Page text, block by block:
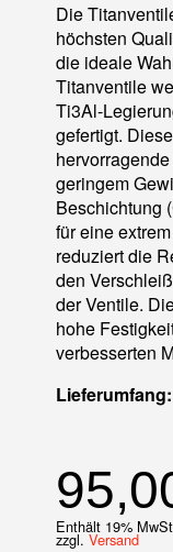
Die
höchsten
die ideale
Titanventile
Ti3Al-
gefertigt.
geringem
Beschichtung
für eine
reduziert die
den
der Ventile.
hohe
verbesserten
Enthält 19%
zzgl. Versand